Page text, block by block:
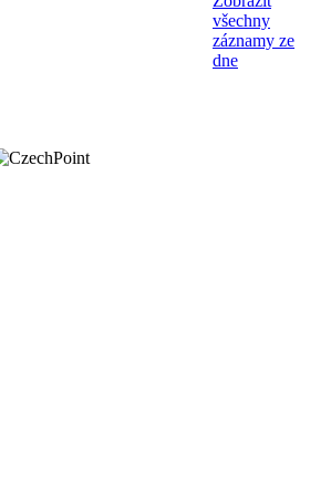
všechny
záznamy ze
dne